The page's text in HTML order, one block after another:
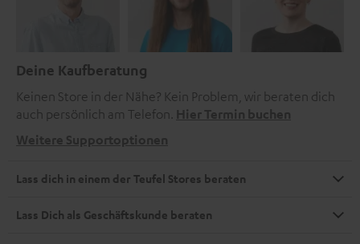
Deine Kaufberatung
Keinen Store in der Nähe? Kein Problem, wir beraten dich
auch persönlich am Telefon. Hier Termin buchen
Weitere Supportoptionen
Lass dich in einem der Teufel Stores beraten
Lass Dich als Geschäftskunde beraten